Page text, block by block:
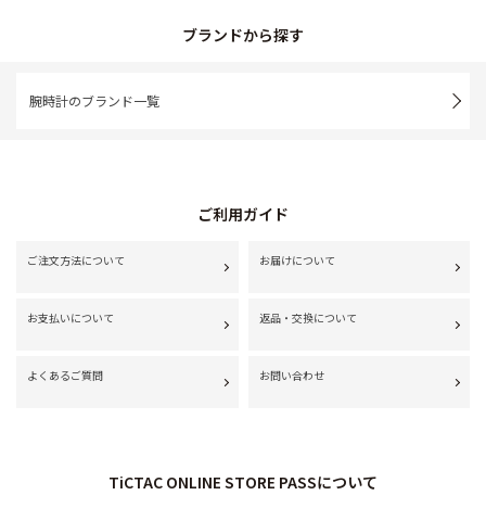
ブランドから探す
腕時計のブランド一覧
ご利用ガイド
ご注文方法について お届けについて
お支払いについて 返品・交換について
よくあるご質問 お問い合わせ
TiCTAC ONLINE STORE PASSについて